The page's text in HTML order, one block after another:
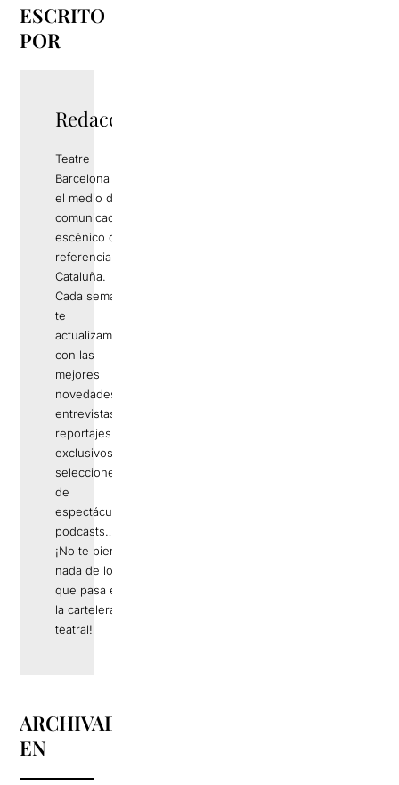
ESCRITO
POR
Redacció
Teatre
Barcelona es
el medio de
comunicación
escénico de
referencia en
Cataluña.
Cada semana
te
actualizamos
con las
mejores
novedades,
entrevistas,
reportajes
exclusivos,
selecciones
de
espectáculos,
podcasts…
¡No te pierdas
nada de lo
que pasa en
la cartelera
teatral!
ARCHIVADO
EN